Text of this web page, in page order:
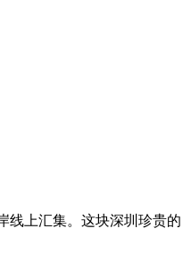
上汇集。这块深圳珍贵的